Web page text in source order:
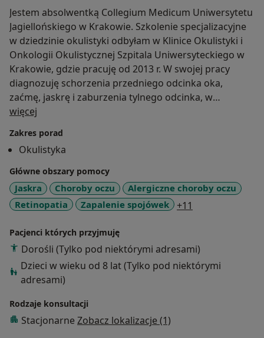
Jestem absolwentką Collegium Medicum Uniwersytetu
Jagiellońskiego w Krakowie. Szkolenie specjalizacyjne
w dziedzinie okulistyki odbyłam w Klinice Okulistyki i
Onkologii Okulistycznej Szpitala Uniwersyteckiego w
Krakowie, gdzie pracuję od 2013 r. W swojej pracy
diagnozuję schorzenia przedniego odcinka oka,
zaćmę, jaskrę i zaburzenia tylnego odcinka, w
szczególności choroby zwyrodnieniowe i naczyniowe
oraz prowadzę programy lekowe. Wykonuję badania
diagnostyczne (OCT, angiografia fluoresceinowa) oraz
przeprowadzam leczenie (laseroterapia, iniekcje
doszklistkowe, iniekcje okołogałkowe).
więcej
Zakres porad
Okulistyka
Główne obszary pomocy
Jaskra Choroby oczu
Alergiczne choroby oczu
Retinopatia
Zapalenie spojówek +11
Pacjenci których przyjmuję
Dorośli (Tylko pod niektórymi adresami)
Dzieci w wieku od 8 lat (Tylko pod niektórymi
adresami)
Rodzaje konsultacji
Stacjonarne Zobacz lokalizacje (1)